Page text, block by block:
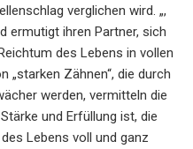
verglichen wird. „,
ermutigt ihren Partner, sich
des Lebens in vollen
„starken Zähnen“, die durch
werden, vermitteln die
und Erfüllung ist, die
Lebens voll und ganz